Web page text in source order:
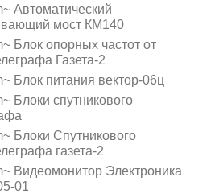
Автоматический
мост КМ140
Блок опорных частот от
Газета-2
Блок питания вектор-06ц
Блоки спутникового
Блоки Спутникового
газета-2
Видеомонитор Электроника
01